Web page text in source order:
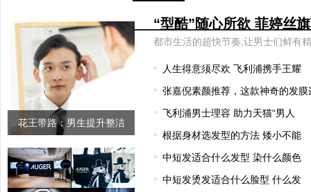
花王带路：男生提升整洁
感、改善形
人生得意须尽欢 飞利浦携手王耀
张嘉倪素颜推荐，这款神奇的发膜
飞利浦男士理容 助力天猫“男人
根据身材选发型的方法 矮小不能
中短发适合什么发型 染什么颜色
中短发烫发适合什么脸型 什么发